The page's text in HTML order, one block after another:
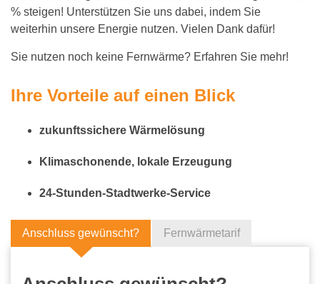
% steigen! Unterstützen Sie uns dabei, indem Sie
weiterhin unsere Energie nutzen. Vielen Dank dafür!
Sie nutzen noch keine Fernwärme? Erfahren Sie mehr!
Ihre Vorteile auf einen Blick
zukunftssichere Wärmelösung
Klimaschonende, lokale Erzeugung
24-Stunden-Stadtwerke-Service
Anschluss gewünscht? Fernwärmetarif